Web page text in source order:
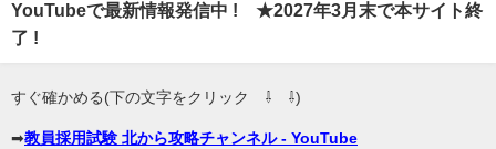
YouTubeで最新情報発信中 ! ★2027年3月末で本サイト終
了 !
すぐ確かめる(下の文字をクリック ⇩ ⇩)
➡教員採用試験 北から攻略チャンネル - YouTube